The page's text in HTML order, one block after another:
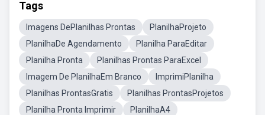
Tags
Imagens DePlanilhas Prontas
PlanilhaProjeto
PlanilhaDe Agendamento
Planilha ParaEditar
Planilha Pronta
Planilhas Prontas ParaExcel
Imagem De PlanilhaEm Branco
ImprimiPlanilha
Planilhas ProntasGratis
Planilhas ProntasProjetos
Planilha Pronta Imprimir
PlanilhaA4